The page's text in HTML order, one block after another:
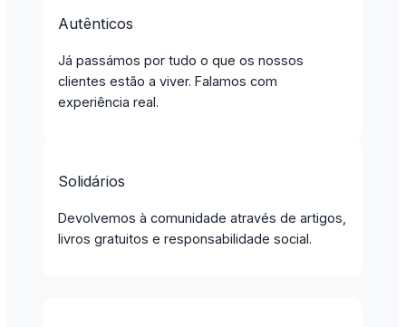
Autênticos
Já passámos por tudo o que os nossos
clientes estão a viver. Falamos com
experiência real.
Solidários
Devolvemos à comunidade através de artigos,
livros gratuitos e responsabilidade social.